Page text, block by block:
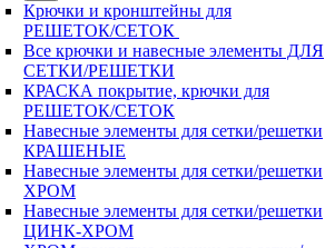
Крючки и кронштейны для
РЕШЕТОК/СЕТОК
Все крючки и навесные элементы ДЛЯ
СЕТКИ/РЕШЕТКИ
КРАСКА покрытие, крючки для
РЕШЕТОК/СЕТОК
Навесные элементы для сетки/решетки
КРАШЕНЫЕ
Навесные элементы для сетки/решетки
ХРОМ
Навесные элементы для сетки/решетки
ЦИНК-ХРОМ